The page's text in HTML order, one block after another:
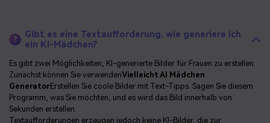
?
Gibt es eine Textaufforderung, wie generiere ich
ein KI-Mädchen?
Es gibt zwei Möglichkeiten, KI-generierte Bilder für Frauen zu erstellen.
Zunächst können Sie verwendenVielleicht AI Mädchen
GeneratorErstellen Sie coole Bilder mit Text-Tipps. Sagen Sie diesem
Programm, was Sie möchten, und es wird das Bild innerhalb von
Sekunden erstellen.
Textaufforderungen erzeugen jedoch keine KI-Bilder, die zur